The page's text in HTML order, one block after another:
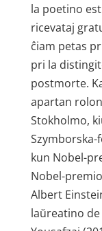
la poetino
ricevataj
ĉiam petas
pri la
postmorte.
apartan
Stokholmo,
kun Nobel-
Nobel-
Albert
laŭreatino